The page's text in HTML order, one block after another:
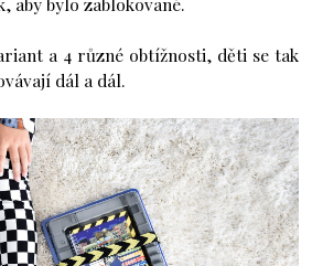
a 4 různé obtížnosti, děti se tak
dál a dál.